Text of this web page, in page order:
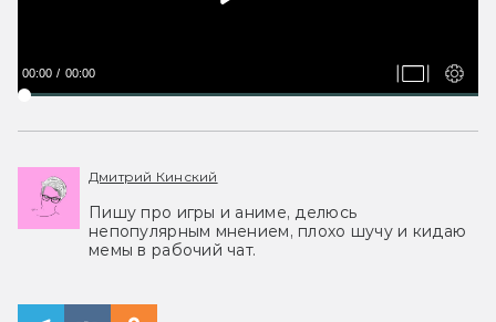
00:00 00:00
Дмитрий Кинский
Пишу про игры и аниме, делюсь
непопулярным мнением, плохо шучу и кидаю
мемы в рабочий чат.